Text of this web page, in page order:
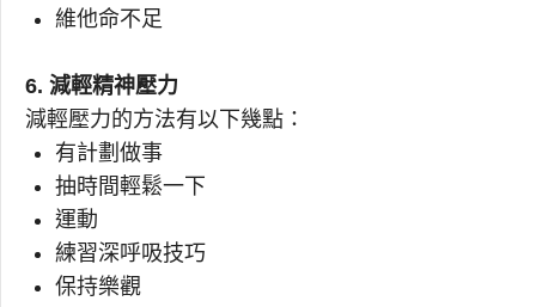
維他命不足
6. 減輕精神壓力
減輕壓力的方法有以下幾點：
有計劃做事
抽時間輕鬆一下
運動
練習深呼吸技巧
保持樂觀